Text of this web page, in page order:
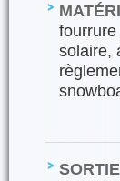
solaire,